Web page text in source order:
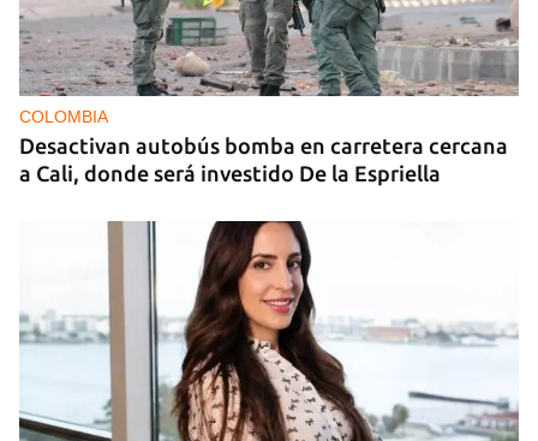
COLOMBIA
Desactivan autobús bomba en carretera cercana
a Cali, donde será investido De la Espriella